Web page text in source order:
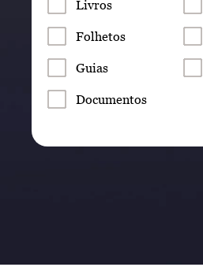
Livros
Folhetos
Guias
Documentos